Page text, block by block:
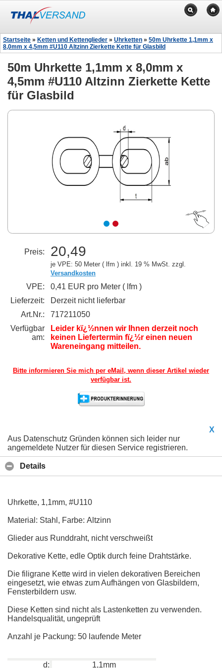
Startseite » Ketten und Kettenglieder » Uhrketten » 50m Uhrkette 1,1mm x
8,0mm x 4,5mm #U110 Altzinn Zierkette Kette für Glasbild
50m Uhrkette 1,1mm x 8,0mm x
4,5mm #U110 Altzinn Zierkette Kette
für Glasbild
Preis: 20,49
je VPE: 50 Meter ( lfm ) inkl. 19 % MwSt. zzgl.
Versandkosten
VPE:
0,41 EUR pro Meter ( lfm )
Lieferzeit:
Derzeit nicht lieferbar
Art.Nr.:
717211050
Verfügbar
am:
Leider kï¿½nnen wir Ihnen derzeit noch
keinen Liefertermin fï¿½r einen neuen
Wareneingang mitteilen.
Bitte informieren Sie mich per eMail, wenn dieser Artikel wieder
verfügbar ist.
X
Aus Datenschutz Gründen können sich leider nur
angemeldete Nutzer für diesen Service registrieren.
Details
Uhrkette, 1,1mm, #U110
Material: Stahl, Farbe: Altzinn
Glieder aus Runddraht, nicht verschweißt
Dekorative Kette, edle Optik durch feine Drahtstärke.
Die filigrane Kette wird in vielen dekorativen Bereichen
eingesetzt, wie etwas zum Aufhängen von Glasbildern,
Fensterbildern usw.
Diese Ketten sind nicht als Lastenketten zu verwenden.
Handelsqualität, ungeprüft
Anzahl je Packung: 50 laufende Meter
d: 1,1mm